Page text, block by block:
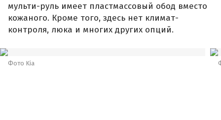
мульти-руль имеет пластмассовый обод вместо
кожаного. Кроме того, здесь нет климат-
контроля, люка и многих других опций.
Фото Kia